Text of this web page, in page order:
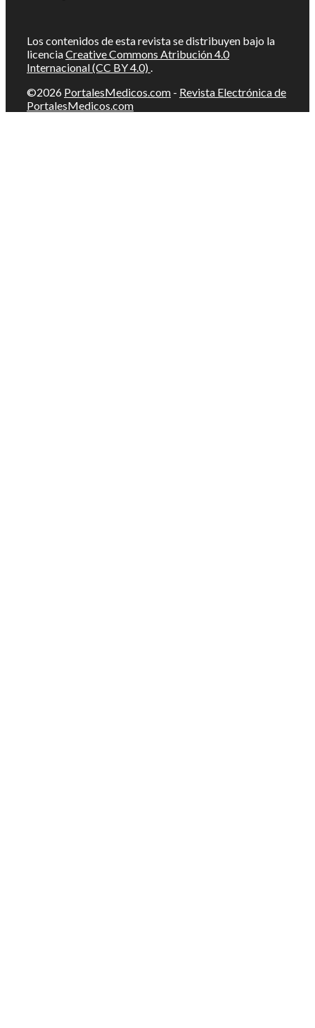
Los contenidos de esta revista se distribuyen bajo la
licenciaCreative Commons Atribución 4.0
Internacional (CC BY 4.0) .
©2026 PortalesMedicos.com - Revista Electrónica de
PortalesMedicos.com